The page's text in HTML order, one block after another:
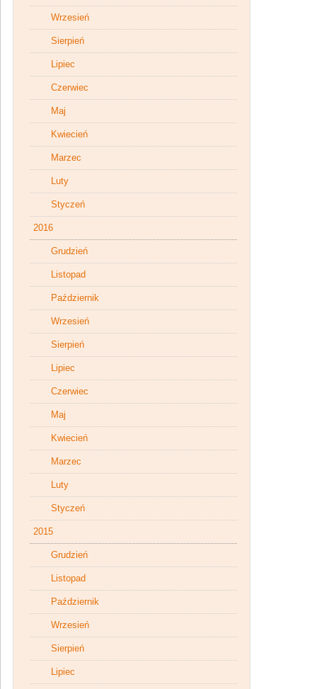
Wrzesień
Sierpień
Lipiec
Czerwiec
Maj
Kwiecień
Marzec
Luty
Styczeń
2016
Grudzień
Listopad
Październik
Wrzesień
Sierpień
Lipiec
Czerwiec
Maj
Kwiecień
Marzec
Luty
Styczeń
2015
Grudzień
Listopad
Październik
Wrzesień
Sierpień
Lipiec